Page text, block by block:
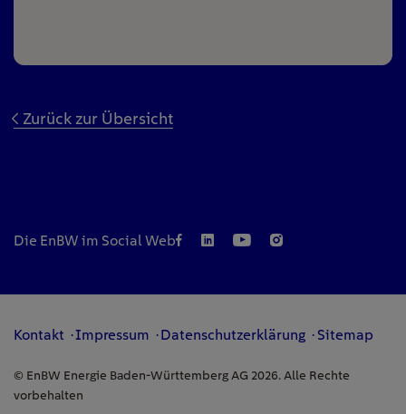
Zurück zur Übersicht
Die EnBW im Social Web
Kontakt Impressum Datenschutzerklärung Sitemap
© EnBW Energie Baden-Württemberg AG 2026. Alle Rechte
vorbehalten